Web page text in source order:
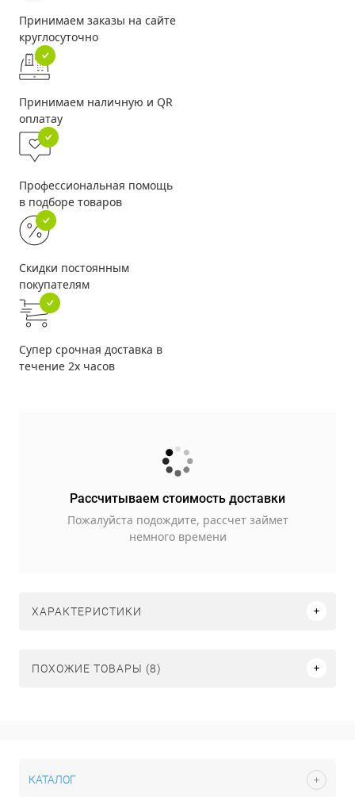
Принимаем заказы на сайте
круглосуточно
Принимаем наличную и QR
оплатау
Профессиональная помощь
в подборе товаров
Скидки постоянным
покупателям
Супер срочная доставка в
течение 2х часов
Рассчитываем стоимость доставки
Пожалуйста подождите, рассчет займет
немного времени
ХАРАКТЕРИСТИКИ
ПОХОЖИЕ ТОВАРЫ (8)
КАТАЛОГ